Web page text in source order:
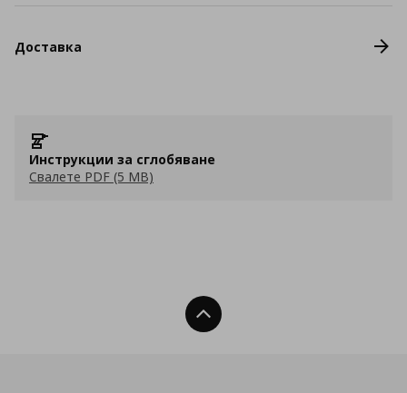
Доставка
Инструкции за сглобяване
Свалете PDF (5 MB)
Нагоре